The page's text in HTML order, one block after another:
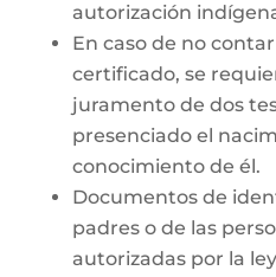
autorización
En caso de no
certificado, se
juramento de dos
presenciado el
conocimiento de él.
Documentos de
padres o de las
autorizadas por la